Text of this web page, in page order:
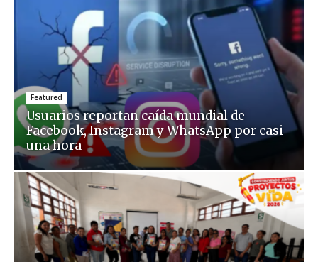
Featured
Usuarios reportan caída mundial de
Facebook, Instagram y WhatsApp por casi
una hora